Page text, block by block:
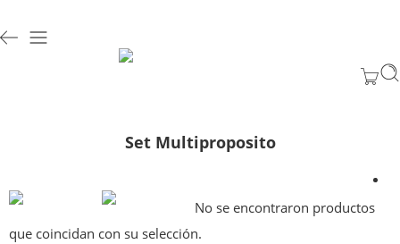
Set Multiproposito
No se encontraron productos
que coincidan con su selección.